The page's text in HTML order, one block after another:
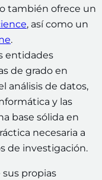
también ofrece un
, así como un
.
entidades
de grado en
análisis de datos,
y las
base sólida en
necesaria a
de investigación.
propias